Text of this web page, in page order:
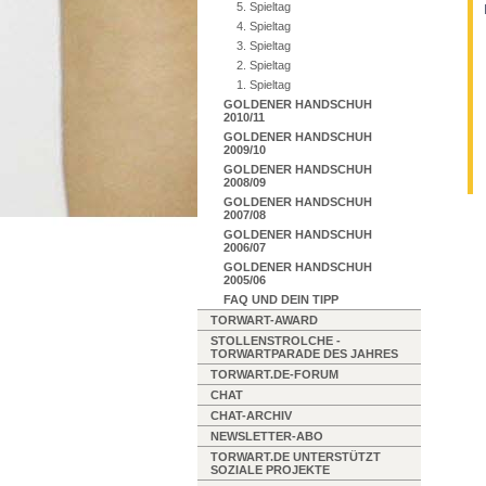
5. Spieltag
4. Spieltag
3. Spieltag
2. Spieltag
1. Spieltag
GOLDENER HANDSCHUH
2010/11
GOLDENER HANDSCHUH
2009/10
GOLDENER HANDSCHUH
2008/09
GOLDENER HANDSCHUH
2007/08
GOLDENER HANDSCHUH
2006/07
GOLDENER HANDSCHUH
2005/06
FAQ UND DEIN TIPP
TORWART-AWARD
STOLLENSTROLCHE -
TORWARTPARADE DES JAHRES
TORWART.DE-FORUM
CHAT
CHAT-ARCHIV
NEWSLETTER-ABO
TORWART.DE UNTERSTÜTZT
SOZIALE PROJEKTE